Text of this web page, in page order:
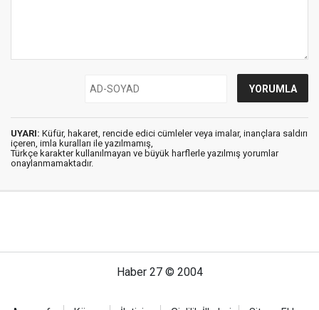
UYARI: Küfür, hakaret, rencide edici cümleler veya imalar, inançlara saldırı
içeren, imla kuralları ile yazılmamış,
Türkçe karakter kullanılmayan ve büyük harflerle yazılmış yorumlar
onaylanmamaktadır.
Haber 27 © 2004